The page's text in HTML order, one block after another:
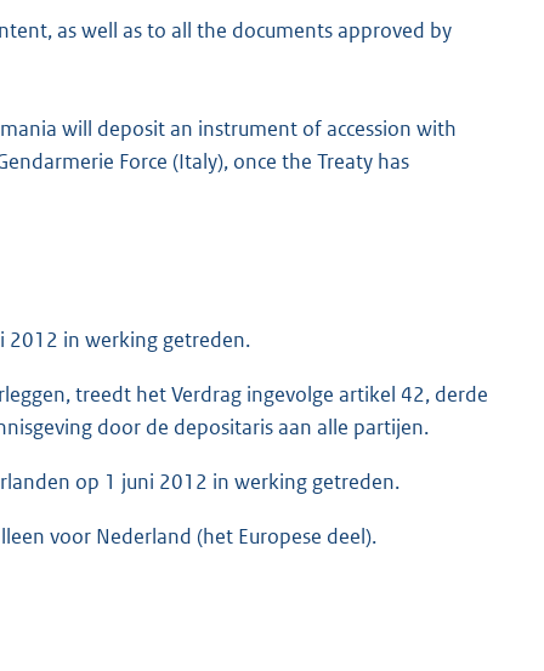
as well as to all the documents approved by
will deposit an instrument of accession with
Force (Italy), once the Treaty has
2012 in werking getreden.
treedt het Verdrag ingevolge artikel 42, derde
door de depositaris aan alle partijen.
op 1 juni 2012 in werking getreden.
voor Nederland (het Europese deel).